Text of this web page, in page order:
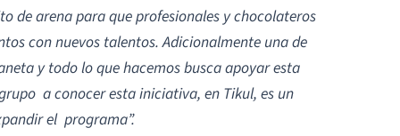
de arena para que profesionales y chocolateros
con nuevos talentos. Adicionalmente una de
y todo lo que hacemos busca apoyar esta
a conocer esta iniciativa, en Tikul, es un
el programa”.